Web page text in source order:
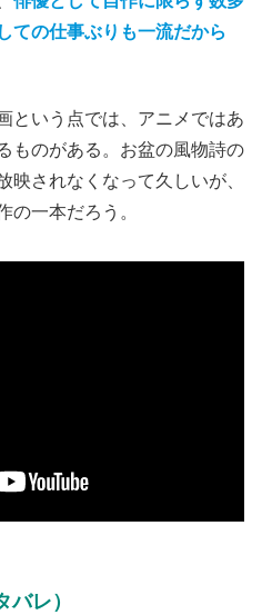
ての仕事ぶりも一流だから
という点では、アニメではあ
ものがある。お盆の風物詩の
映されなくなって久しいが、
の一本だろう。
レ）